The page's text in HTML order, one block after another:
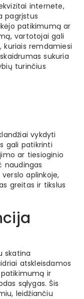
internete,
pagrįstus
patikimumą ar
vartotojai gali
kuriais remdamiesi
sukuria
turinčius
vykdyti
gali patikrinti
ar tiesioginio
naudingas
aplinkoje,
greitas ir tikslus
skatina
atskleisdamos
ir
sąlygas. Šis
leidžiančiu